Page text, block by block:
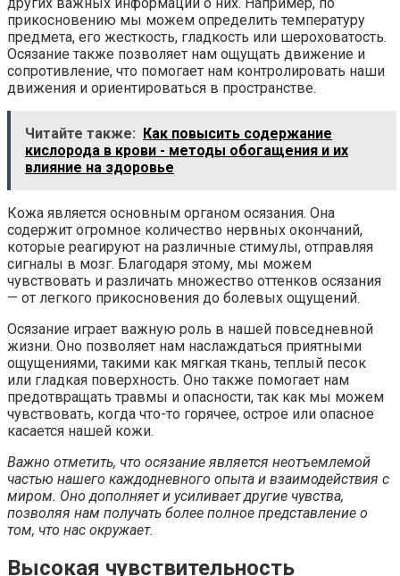
прикосновению мы можем определить температуру
предмета, его жесткость, гладкость или шероховатость.
Осязание также позволяет нам ощущать движение и
сопротивление, что помогает нам контролировать наши
движения и ориентироваться в пространстве.
Читайте также: Как повысить содержание
кислорода в крови - методы обогащения и их
влияние на здоровье
Кожа является основным органом осязания. Она
содержит огромное количество нервных окончаний,
которые реагируют на различные стимулы, отправляя
сигналы в мозг. Благодаря этому, мы можем
чувствовать и различать множество оттенков осязания
— от легкого прикосновения до болевых ощущений.
Осязание играет важную роль в нашей повседневной
жизни. Оно позволяет нам наслаждаться приятными
ощущениями, такими как мягкая ткань, теплый песок
или гладкая поверхность. Оно также помогает нам
предотвращать травмы и опасности, так как мы можем
чувствовать, когда что-то горячее, острое или опасное
касается нашей кожи.
Важно отметить, что осязание является неотъемлемой
частью нашего каждодневного опыта и взаимодействия с
миром. Оно дополняет и усиливает другие чувства,
позволяя нам получать более полное представление о
том, что нас окружает.
Высокая чувствительность